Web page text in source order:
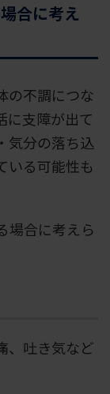
合に考え
の不調につな
に支障が出て
気分の落ち込
いる可能性も
場合に考えら
、吐き気など